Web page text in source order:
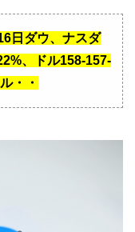
日ダウ、ナスダ
、ドル158-157-
・・